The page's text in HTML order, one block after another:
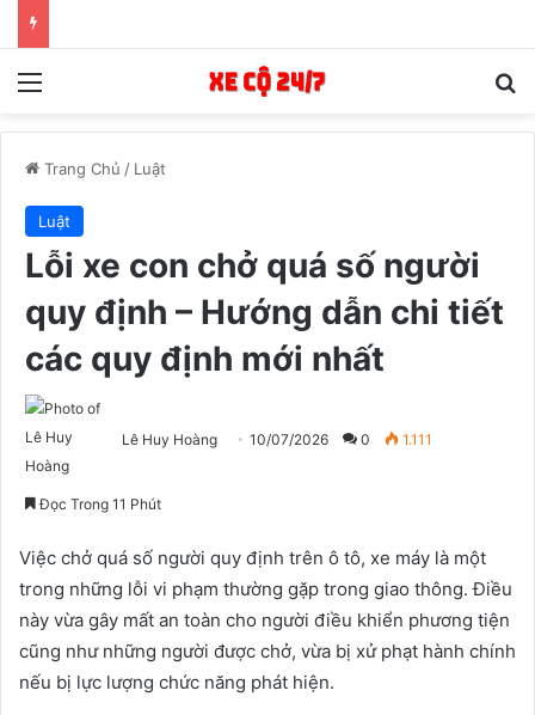
Menu
Trang Chủ / Luật
Luật
Lỗi xe con chở quá số người
quy định – Hướng dẫn chi tiết
các quy định mới nhất
Lê Huy Hoàng 10/07/2026 0 1.111
Đọc Trong 11 Phút
Việc chở quá số người quy định trên ô tô, xe máy là một
trong những lỗi vi phạm thường gặp trong giao thông. Điều
này vừa gây mất an toàn cho người điều khiển phương tiện
cũng như những người được chở, vừa bị xử phạt hành chính
nếu bị lực lượng chức năng phát hiện.